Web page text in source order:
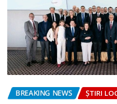
BREAKING NEWS ȘTIRI